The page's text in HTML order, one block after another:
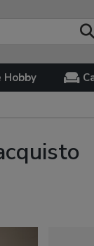
Hobby